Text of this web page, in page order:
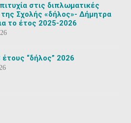
στις διπλωματικές
της Σχολής «δήλος»- Δήμητρα
το έτος 2025-2026
έτους “δήλος” 2026